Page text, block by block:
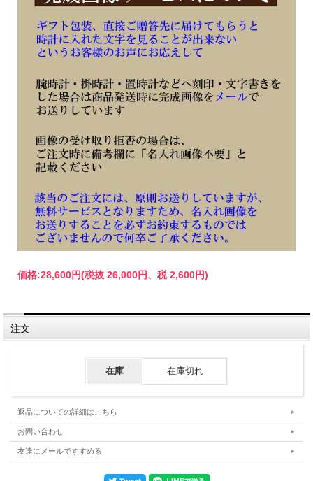
価格:28,600円(税抜 26,000円、税 2,600円)
注文
在庫 在庫切れ
返品についての詳細はこちら
お問い合わせ
友達にメールですすめる